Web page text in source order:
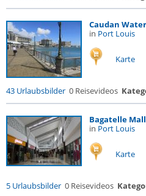
Caudan
in Port Louis
Karte
43 Urlaubsbilder 0 Reisevideos
Bagatelle
in Port Louis
Karte
5 Urlaubsbilder 0 Reisevideos